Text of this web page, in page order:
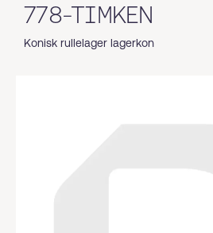
778-TIMKEN
Konisk rullelager lagerkon